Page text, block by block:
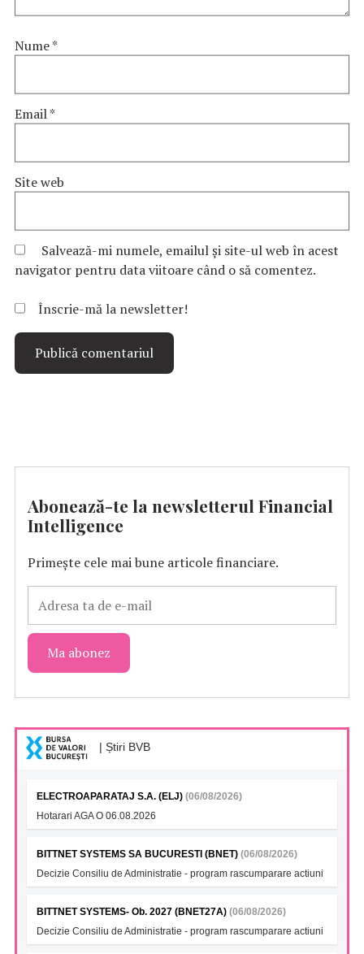
Nume*
Email*
Site web
Salvează-mi numele, emailul și site-ul web în acest
navigator pentru data viitoare când o să comentez.
Înscrie-mă la newsletter!
Abonează-te la newsletterul Financial
Intelligence
Primește cele mai bune articole financiare.
| Știri BVB
ELECTROAPARATAJ S.A. (ELJ) (06/08/2026)
Hotarari AGA O 06.08.2026
BITTNET SYSTEMS SA BUCURESTI (BNET) (06/08/2026)
Decizie Consiliu de Administratie - program rascumparare actiuni
BITTNET SYSTEMS- Ob. 2027 (BNET27A) (06/08/2026)
Decizie Consiliu de Administratie - program rascumparare actiuni